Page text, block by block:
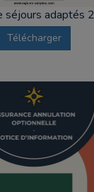
séjours adaptés
Télécharger